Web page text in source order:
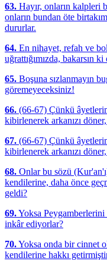
63. Hayır, onların kalpleri
onların bundan öte
dururlar.
64. En nihayet, refah ve
uğrattığımızda, bakarsın
65. Boşuna sızlanmayın
göremeyeceksiniz!
66. (66-67) Çünkü
kibirlenerek arkanızı
67. (66-67) Çünkü
kibirlenerek arkanızı
68. Onlar bu sözü
kendilerine, daha önce
geldi?
69.Yoksa Peygamberlerini
inkâr ediyorlar?
70.Yoksa onda bir cinnet
kendilerine hakkı